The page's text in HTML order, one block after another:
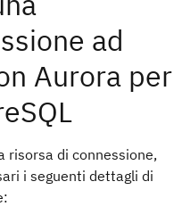
ad
Aurora per
risorsa di connessione,
i seguenti dettagli di